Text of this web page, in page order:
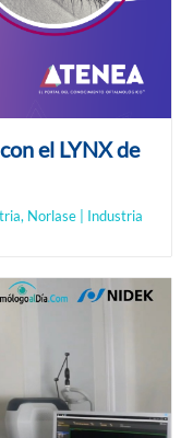
el LYNX de
, Norlase | Industria